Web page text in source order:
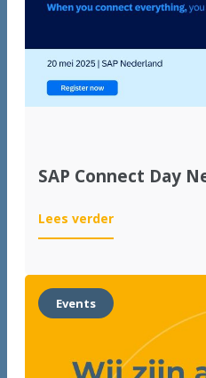
SAP Connect Day
Lees verder:
SAP
Day
Netherlands
Events